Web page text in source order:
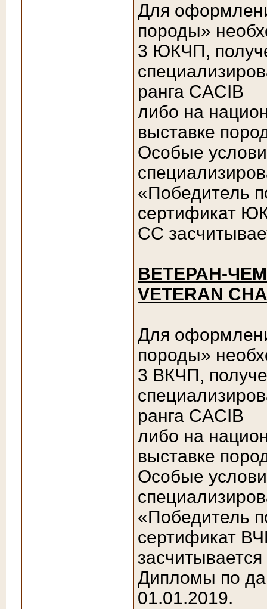
Для
породы»
3 ЮКЧП,
ранга CACIB
либо на
выставке
Особые
«Победитель
сертификат
СС
ВЕТЕРАН-
VETERAN
Для
породы»
3 ВКЧП,
ранга CACIB
либо на
выставке
Особые
«Победитель
сертификат
Дипломы по
01.01.2019.